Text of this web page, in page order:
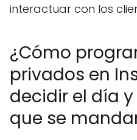
interactuar con los
¿Cómo
privados en
decidir el día
que se